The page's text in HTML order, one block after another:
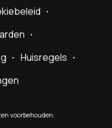
Huisregels
voorbehouden.